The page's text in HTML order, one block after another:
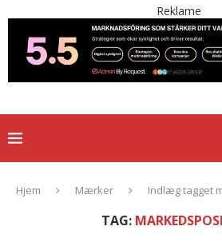
Reklame
Hjem Mærker Indlæg tagget
TAG: